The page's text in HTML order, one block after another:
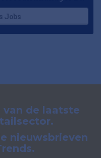
Jobs
de laatste
nieuwsbrieven